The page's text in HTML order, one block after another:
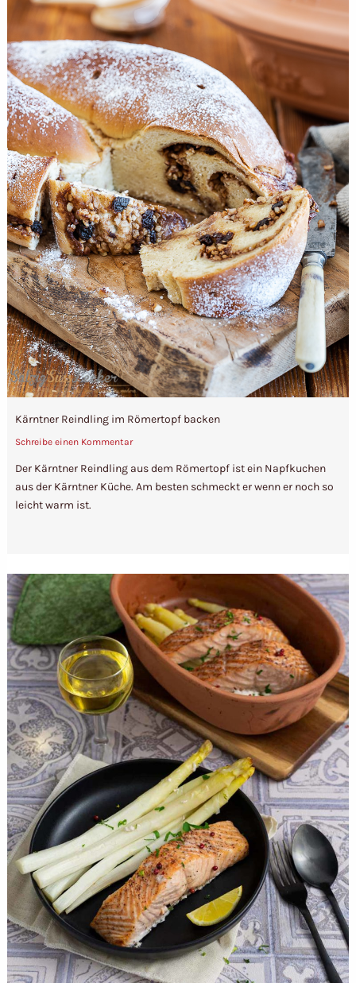
Kärntner Reindling im Römertopf backen
Schreibe einen Kommentar
Der Kärntner Reindling aus dem Römertopf ist ein Napfkuchen
aus der Kärntner Küche. Am besten schmeckt er wenn er noch so
leicht warm ist.